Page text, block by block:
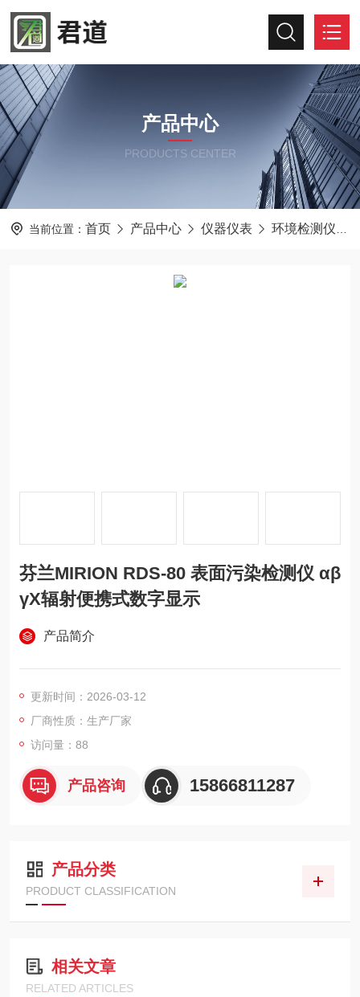
产品中心
PRODUCTS CENTER
当前位置： 首页 产品中心 仪器仪表 环境检测仪器
芬兰MIRION RDS-80 表面污染检测仪 αβ
γX辐射便携式数字显示
产品简介
更新时间：2026-03-12
厂商性质：生产厂家
访问量：88
产品咨询 15866811287
产品分类
PRODUCT CLASSIFICATION
相关文章
RELATED ARTICLES